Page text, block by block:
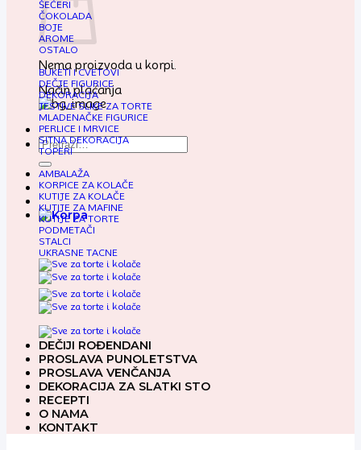
Nema proizvoda u korpi.
Način plaćanja
Pretraga
za:
ŠEĆERI
ČOKOLADA
BOJE
AROME
OSTALO
BUKETI I CVETOVI
DEČJE FIGURICE
DEKORACIJA
JESTIVE SLIKE ZA TORTE
MLADENAČKE FIGURICE
PERLICE I MRVICE
SITNA DEKORACIJA
TOPERI
AMBALAŽA
KORPICE ZA KOLAČE
KUTIJE ZA KOLAČE
KUTIJE ZA MAFINE
KUTIJE ZA TORTE
PODMETAČI
STALCI
UKRASNE TACNE
DEČIJI ROĐENDANI
PROSLAVA PUNOLETSTVA
PROSLAVA VENČANJA
DEKORACIJA ZA SLATKI STO
RECEPTI
O NAMA
KONTAKT